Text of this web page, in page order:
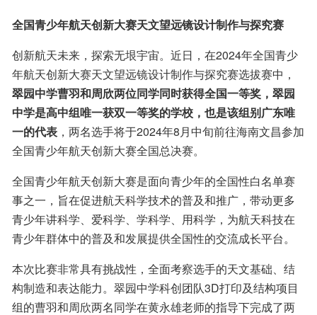
全国青少年航天创新大赛天文望远镜设计制作与探究赛
创新航天未来，探索无垠宇宙。近日，在2024年全国青少
年航天创新大赛天文望远镜设计制作与探究赛选拔赛中，
翠园中学曹羽和周欣两位同学同时获得全国一等奖，翠园
中学是高中组唯一获双一等奖的学校，也是该组别广东唯
一的代表 ，两名选手将于2024年8月中旬前往海南文昌参加
全国青少年航天创新大赛全国总决赛。
全国青少年航天创新大赛是面向青少年的全国性白名单赛
事之一，旨在促进航天科学技术的普及和推广，带动更多
青少年讲科学、爱科学、学科学、用科学，为航天科技在
青少年群体中的普及和发展提供全国性的交流成长平台。
本次比赛非常具有挑战性，全面考察选手的天文基础、结
构制造和表达能力。翠园中学科创团队3D打印及结构项目
组的曹羽和周欣两名同学在黄永雄老师的指导下完成了两